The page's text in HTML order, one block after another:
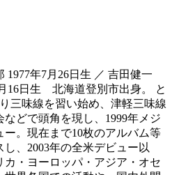
1977年7月26日生 ／ 吉田健一
16日生 北海道登別市出身。 と
三味線を習い始め、津軽三味線
などで頭角を現し、1999年メジ
ー。現在まで10枚のアルバム等
し、2003年の全米デビュー以
カ・ヨーロッパ・アジア・オセ